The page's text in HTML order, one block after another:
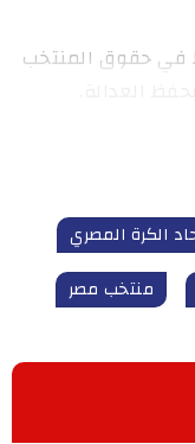
في حقوق المنتخب
الكرة المصري
منتخب مصر